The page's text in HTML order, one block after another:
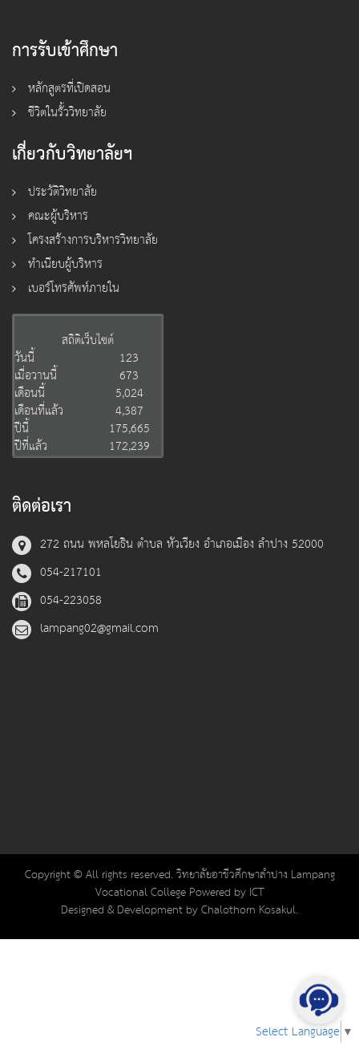
การรับเข้าศึกษา
หลักสูตรที่เปิดสอน
ชีวิตในรั้ววิทยาลัย
เกี่ยวกับวิทยาลัยฯ
ประวัติวิทยาลัย
คณะผู้บริหาร
โครงสร้างการบริหารวิทยาลัย
ทำเนียบผู้บริหาร
เบอร์โทรศัพท์ภายใน
สถิติเว็บไซต์
วันนี้
123
เมื่อวานนี้
673
เดือนนี้
5,024
เดือนที่แล้ว
4,387
ปีนี้
175,665
ปีที่แล้ว
172,239
ติดต่อเรา
272 ถนน พหลโยธิน ตำบล หัวเวียง อำเภอเมือง ลำปาง 52000
054-217101
054-223058
lampang02@gmail.com
Select Language ▼
Copyright © All rights reserved. วิทยาลัยอาชีวศึกษาลำปาง Lampang
Vocational College Powered by ICT
Designed & Development by Chalothorn Kosakul.